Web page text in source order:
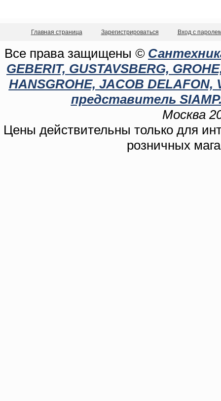
Главная страница Зарегистрироваться Вход с
Все права защищены ©
GEBERIT, GUSTAVSBERG,
HANSGROHE, JACOB
представитель
Москва
Цены действительны только для
розничных